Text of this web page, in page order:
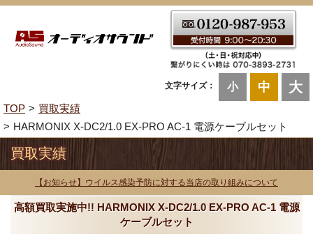
文字サイズ： 小 中 大
TOP
買取実績
HARMONIX X-DC2/1.0 EX-PRO AC-1 電源ケーブルセット
買取実績
【お知らせ】ウイルス感染予防に対する当店の取り組みについて
高額買取実施中!! HARMONIX X-DC2/1.0 EX-PRO AC-1 電源
ケーブルセット